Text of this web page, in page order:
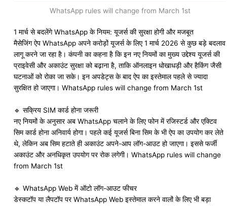
WhatsApp rules will change from March 1st
1 मार्च से बदलेंगेWhatsApp के नियम: यूजर्स की सुरक्षा होगी और मजबूत
मैसेजिंग ऐप WhatsApp अपने करोड़ों यूजर्स के लिए 1 मार्च 2026 से कुछ बड़े बदलाव
लागू करने जा रहा है। कंपनी का कहना है कि इन नए नियमों का मुख्य उद्देश्य यूजर्स की
प्राइवेसी और अकाउंट सुरक्षा को बढ़ाना है, ताकि ऑनलाइन धोखाधड़ी और हैकिंग जैसी
घटनाओं को रोका जा सके। इन अपडेट्स के बाद ऐप का इस्तेमाल पहले से ज्यादा
सुरक्षित हो जाएगा। WhatsApp rules will change from March 1st
🔹 सक्रिय SIM कार्ड होना जरूरी
नए नियमों के अनुसार अब WhatsApp चलाने के लिए फोन में रजिस्टर्ड और एक्टिव
सिम कार्ड होना अनिवार्य होगा। पहले कई यूजर्स बिना सिम के भी ऐप का उपयोग कर लेते
थे, लेकिन अब सिम हटाते ही अकाउंट अपने-आप लॉग-आउट हो जाएगा। इससे फर्जी
अकाउंट और अनधिकृत उपयोग पर रोक लगेगी। WhatsApp rules will change
from March 1st
🔹 WhatsApp Web में ऑटो लॉग-आउट फीचर
डेस्कटॉप या लैपटॉप पर WhatsApp Web इस्तेमाल करने वालों के लिए भी बड़ा